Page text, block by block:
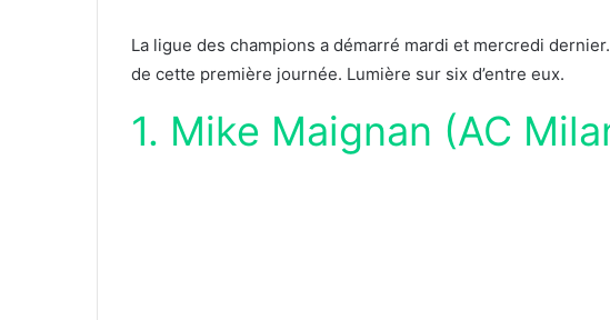
La ligue des champions a démarré mardi et mercredi
de cette première journée. Lumière sur six d’entre eux.
1. Mike Maignan (AC